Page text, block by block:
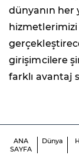
dünyanın her
hizmetlerimizi
girişimcilere
farklı avantaj
ANA
SAYFA
Dünya